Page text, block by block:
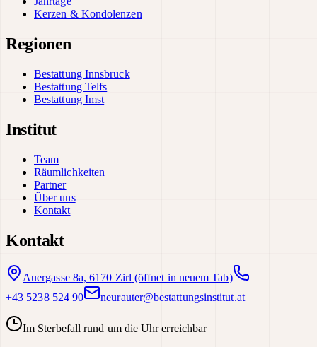
Kerzen & Kondolenzen
Regionen
Bestattung Innsbruck
Bestattung Telfs
Bestattung Imst
Institut
Team
Räumlichkeiten
Partner
Über uns
Kontakt
Kontakt
Auergasse 8a, 6170 Zirl (öffnet in neuem Tab)
+43 5238 524 90
neurauter@bestattungsinstitut.at
Im Sterbefall rund um die Uhr erreichbar